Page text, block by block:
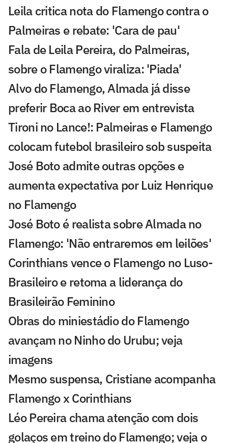
Leila critica nota do Flamengo contra o
Palmeiras e rebate: 'Cara de pau'
Fala de Leila Pereira, do Palmeiras,
sobre o Flamengo viraliza: 'Piada'
Alvo do Flamengo, Almada já disse
preferir Boca ao River em entrevista
Tironi no Lance!: Palmeiras e Flamengo
colocam futebol brasileiro sob suspeita
José Boto admite outras opções e
aumenta expectativa por Luiz Henrique
no Flamengo
José Boto é realista sobre Almada no
Flamengo: 'Não entraremos em leilões'
Corinthians vence o Flamengo no Luso-
Brasileiro e retoma a liderança do
Brasileirão Feminino
Obras do miniestádio do Flamengo
avançam no Ninho do Urubu; veja
imagens
Mesmo suspensa, Cristiane acompanha
Flamengo x Corinthians
Léo Pereira chama atenção com dois
golaços em treino do Flamengo; veja o